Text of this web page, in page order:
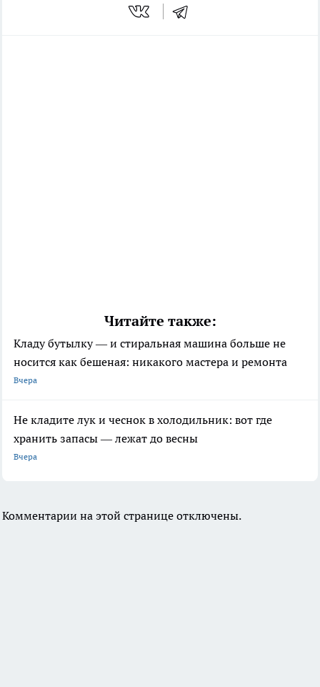
Читайте также:
Кладу бутылку — и стиральная машина больше не
носится как бешеная: никакого мастера и ремонта
Вчера
Не кладите лук и чеснок в холодильник: вот где
хранить запасы — лежат до весны
Вчера
Комментарии на этой странице отключены.